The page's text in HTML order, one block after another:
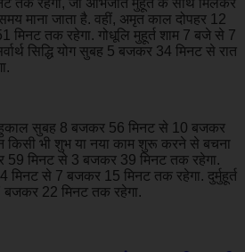
तक रहेगा, जो अभिजीत मुहूर्त के साथ मिलकर
माना जाता है. वहीं, अमृत काल दोपहर 12
तक रहेगा. गोधूलि मुहूर्त शाम 7 बजे से 7
सिद्धि योग सुबह 5 बजकर 34 मिनट से रात
सुबह 8 बजकर 56 मिनट से 10 बजकर
किसी भी शुभ या नया काम शुरू करने से बचना
59 मिनट से 3 बजकर 39 मिनट तक रहेगा.
से 7 बजकर 15 मिनट तक रहेगा. दुर्मुहूर्त
22 मिनट तक रहेगा.